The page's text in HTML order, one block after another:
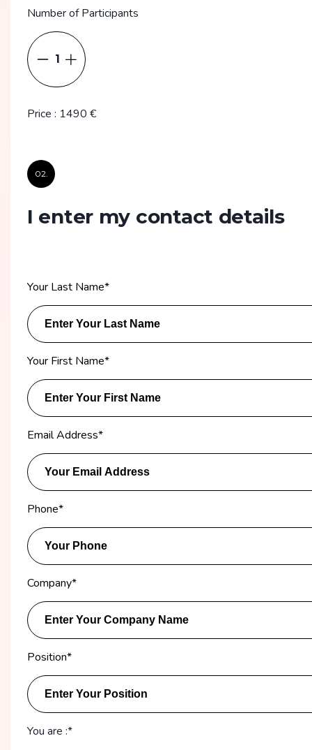
Number of Participants
1
Price : 1490 €
02.
I enter my contact details
Your Last Name*
Your First Name*
Email Address*
Phone*
Company*
Position*
You are :*